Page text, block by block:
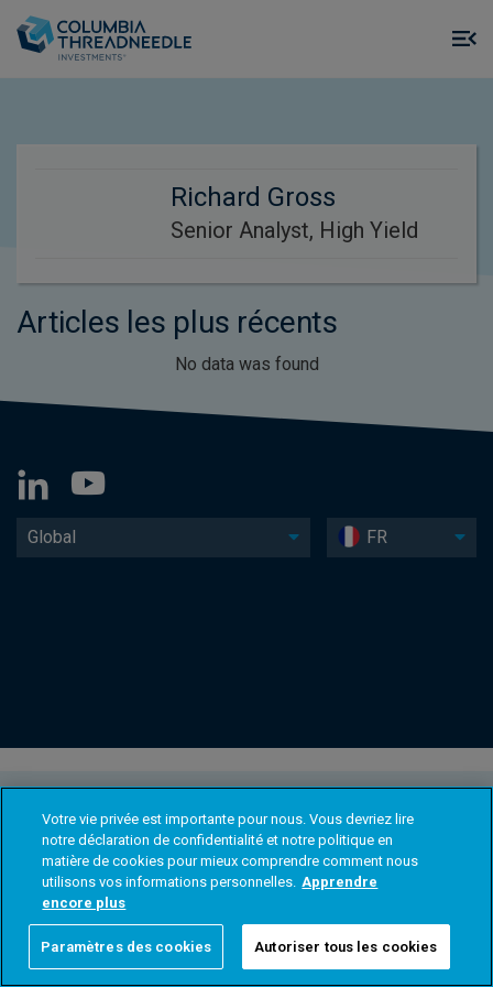
Richard Gross
Senior Analyst, High Yield
Articles les plus récents
No data was found
Global FR
Votre vie privée est importante pour nous. Vous devriez lire
notre déclaration de confidentialité et notre politique en
matière de cookies pour mieux comprendre comment nous
utilisons vos informations personnelles. Apprendre
encore plus
Paramètres des cookies Autoriser tous les cookies